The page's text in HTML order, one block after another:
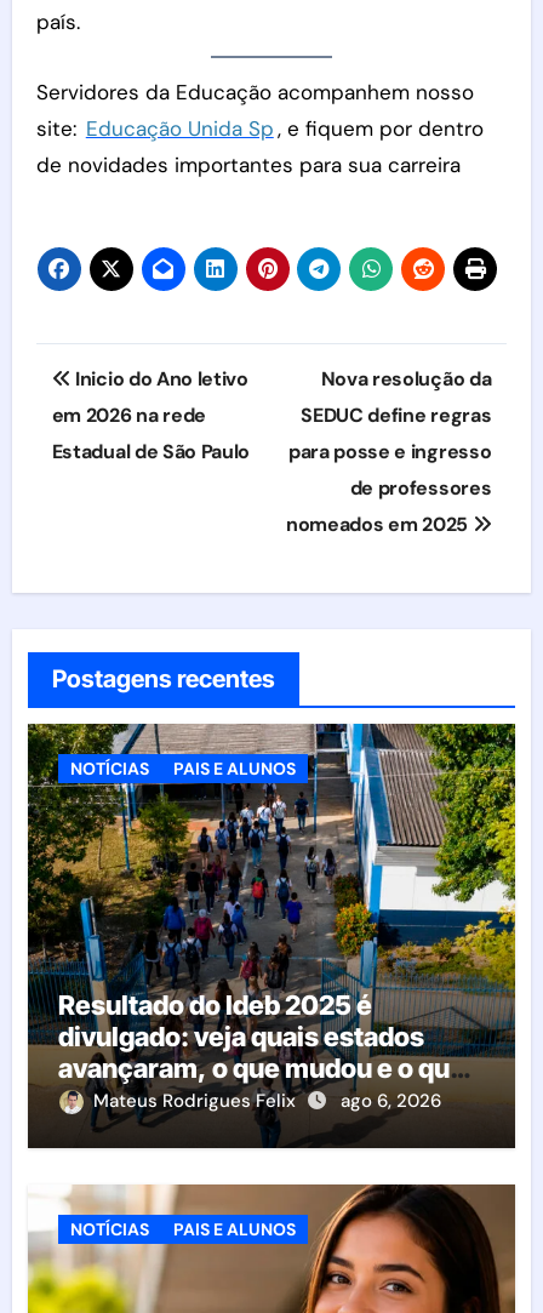
país.
Servidores da Educação acompanhem nosso
site: Educação Unida Sp, e fiquem por dentro
de novidades importantes para sua carreira
Navegação
de
Post
Inicio do Ano letivo
em 2026 na rede
Estadual de São Paulo
Nova resolução da
SEDUC define regras
para posse e ingresso
de professores
nomeados em 2025
Postagens recentes
NOTÍCIAS PAIS E ALUNOS
Resultado do Ideb 2025 é
divulgado: veja quais estados
avançaram, o que mudou e o que
esperar da educação brasileira
Mateus Rodrigues Felix ago 6, 2026
NOTÍCIAS PAIS E ALUNOS